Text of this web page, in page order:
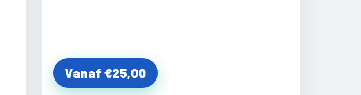
Vanaf €25,00